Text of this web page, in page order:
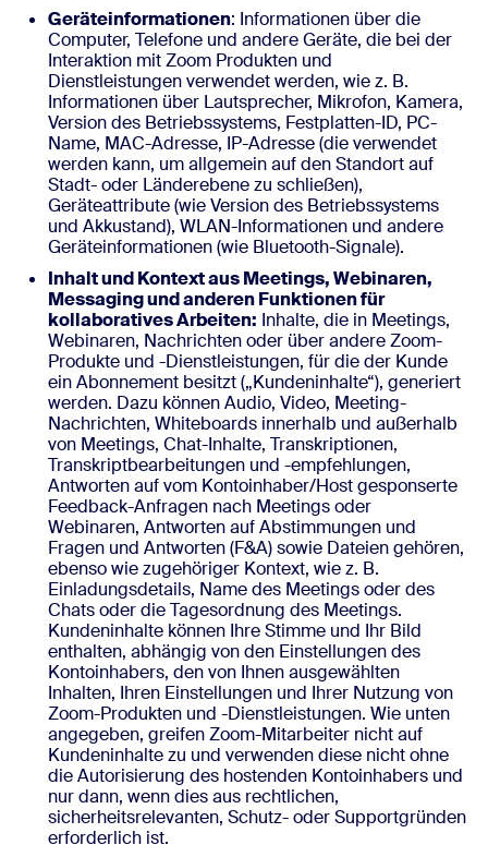
Geräteinformationen: Informationen über die
Computer, Telefone und andere Geräte, die bei der
Interaktion mit Zoom Produkten und
Dienstleistungen verwendet werden, wie z. B.
Informationen über Lautsprecher, Mikrofon, Kamera,
Version des Betriebssystems, Festplatten-ID, PC-
Name, MAC-Adresse, IP-Adresse (die verwendet
werden kann, um allgemein auf den Standort auf
Stadt- oder Länderebene zu schließen),
Geräteattribute (wie Version des Betriebssystems
und Akkustand), WLAN-Informationen und andere
Geräteinformationen (wie Bluetooth-Signale).
Inhalt und Kontext aus Meetings, Webinaren,
Messaging und anderen Funktionen für
kollaboratives Arbeiten: Inhalte, die in Meetings,
Webinaren, Nachrichten oder über andere Zoom-
Produkte und -Dienstleistungen, für die der Kunde
ein Abonnement besitzt („Kundeninhalte“), generiert
werden. Dazu können Audio, Video, Meeting-
Nachrichten, Whiteboards innerhalb und außerhalb
von Meetings, Chat-Inhalte, Transkriptionen,
Transkriptbearbeitungen und -empfehlungen,
Antworten auf vom Kontoinhaber/Host gesponserte
Feedback-Anfragen nach Meetings oder
Webinaren, Antworten auf Abstimmungen und
Fragen und Antworten (F&A) sowie Dateien gehören,
ebenso wie zugehöriger Kontext, wie z. B.
Einladungsdetails, Name des Meetings oder des
Chats oder die Tagesordnung des Meetings.
Kundeninhalte können Ihre Stimme und Ihr Bild
enthalten, abhängig von den Einstellungen des
Kontoinhabers, den von Ihnen ausgewählten
Inhalten, Ihren Einstellungen und Ihrer Nutzung von
Zoom-Produkten und -Dienstleistungen. Wie unten
angegeben, greifen Zoom-Mitarbeiter nicht auf
Kundeninhalte zu und verwenden diese nicht ohne
die Autorisierung des hostenden Kontoinhabers und
nur dann, wenn dies aus rechtlichen,
sicherheitsrelevanten, Schutz- oder Supportgründen
erforderlich ist.